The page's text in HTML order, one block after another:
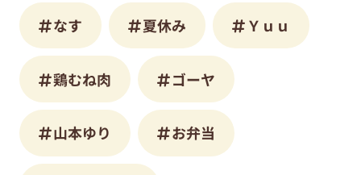
なす 夏休み Ｙｕｕ
鶏むね肉 ゴーヤ
山本ゆり お弁当